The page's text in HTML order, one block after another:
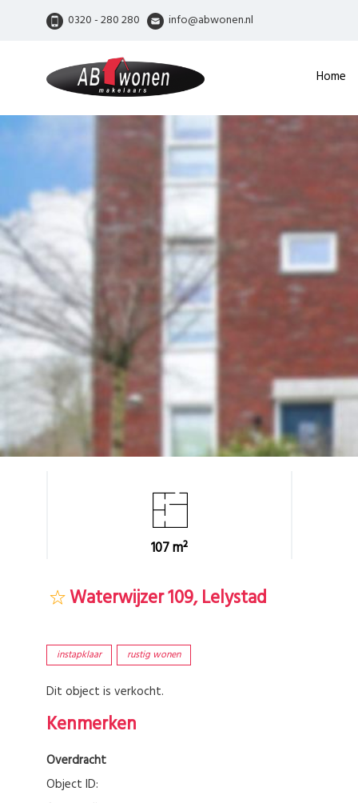
0320 - 280 280 info@abwonen.nl
Home
107 m²
Waterwijzer 109, Lelystad
instapklaar rustig wonen
Dit object is verkocht.
Kenmerken
Overdracht
Object ID: